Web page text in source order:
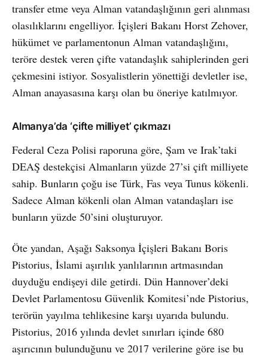
transfer etme veya Alman vatandaşlığının geri alınması
olasılıklarını engelliyor. İçişleri Bakanı Horst Zehover,
hükümet ve parlamentonun Alman vatandaşlığını,
teröre destek veren çifte vatandaşlık sahiplerinden geri
çekmesini istiyor. Sosyalistlerin yönettiği devletler ise,
Alman anayasasına karşı olan bu öneriye katılmıyor.
Almanya’da ‘çifte milliyet’ çıkmazı
Federal Ceza Polisi raporuna göre, Şam ve Irak’taki
DEAŞ destekçisi Almanların yüzde 27’si çift milliyete
sahip. Bunların çoğu ise Türk, Fas veya Tunus kökenli.
Sadece Alman kökenli olan Alman vatandaşları ise
bunların yüzde 50’sini oluşturuyor.
Öte yandan, Aşağı Saksonya İçişleri Bakanı Boris
Pistorius, İslami aşırılık yanlılarının artmasından
duyduğu endişeyi dile getirdi. Dün Hannover’deki
Devlet Parlamentosu Güvenlik Komitesi’nde Pistorius,
terörün yayılma tehlikesine karşı uyarıda bulundu.
Pistorius, 2016 yılında devlet sınırları içinde 680
aşırıcının bulunduğunu ve 2017 verilerine göre ise bu